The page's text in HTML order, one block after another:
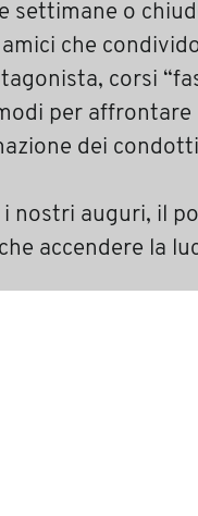
settimane o
che
corsi
per
dei
nostri auguri, il
accendere la